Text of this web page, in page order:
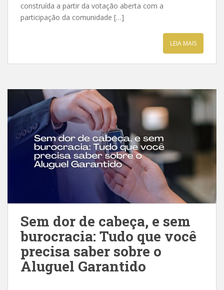
construída a partir da votação aberta com a
participação da comunidade […]
LEIA MAIS
Sem dor de cabeça, e sem
burocracia: Tudo que você
precisa saber sobre o
Aluguel Garantido